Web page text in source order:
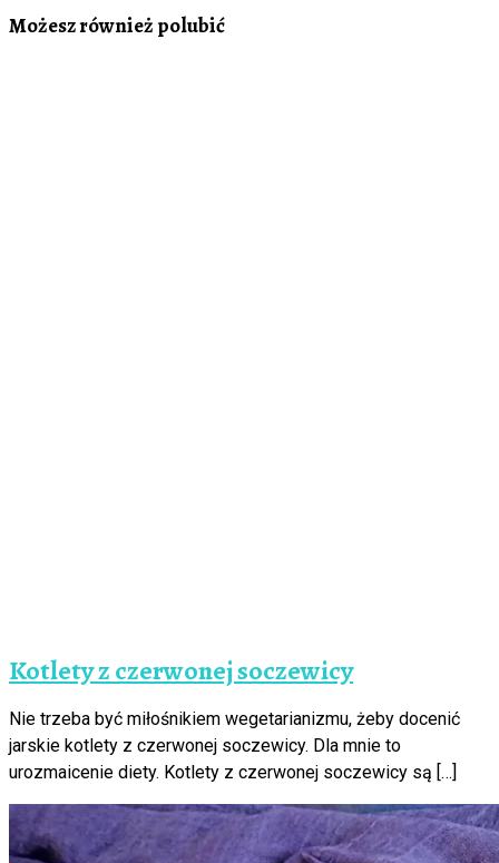
Możesz również polubić
Kotlety z czerwonej soczewicy
Nie trzeba być miłośnikiem wegetarianizmu, żeby docenić
jarskie kotlety z czerwonej soczewicy. Dla mnie to
urozmaicenie diety. Kotlety z czerwonej soczewicy są […]